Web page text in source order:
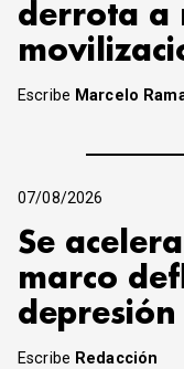
derrota a
Escribe Marcelo
07/08/2026
Se
marco
depresión
Escribe Redacción